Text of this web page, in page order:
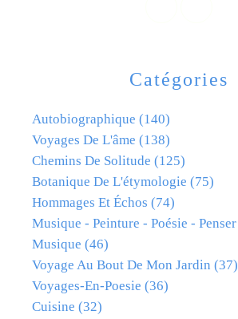
Catégories
Autobiographique (140)
Voyages De L'âme (138)
Chemins De Solitude (125)
Botanique De L'étymologie (75)
Hommages Et Échos (74)
Musique - Peinture - Poésie - Penser
Musique (46)
Voyage Au Bout De Mon Jardin (37)
Voyages-En-Poesie (36)
Cuisine (32)